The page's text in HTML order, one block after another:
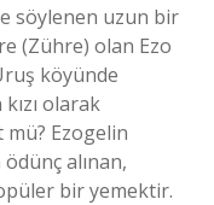
söylenen uzun bir
(Zühre) olan Ezo
köyünde
olarak
Ezogelin
alınan,
bir yemektir.